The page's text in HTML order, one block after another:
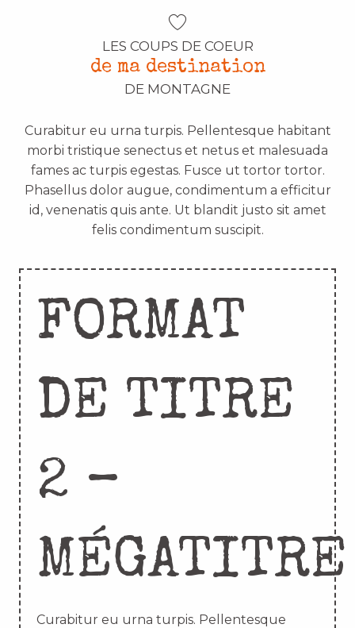
LES COUPS DE COEUR
de ma destination
DE MONTAGNE
Curabitur eu urna turpis. Pellentesque habitant
morbi tristique senectus et netus et malesuada
fames ac turpis egestas. Fusce ut tortor tortor.
Phasellus dolor augue, condimentum a efficitur
id, venenatis quis ante. Ut blandit justo sit amet
felis condimentum suscipit.
FORMAT
DE TITRE
2 –
MÉGATITRE
Curabitur eu urna turpis. Pellentesque